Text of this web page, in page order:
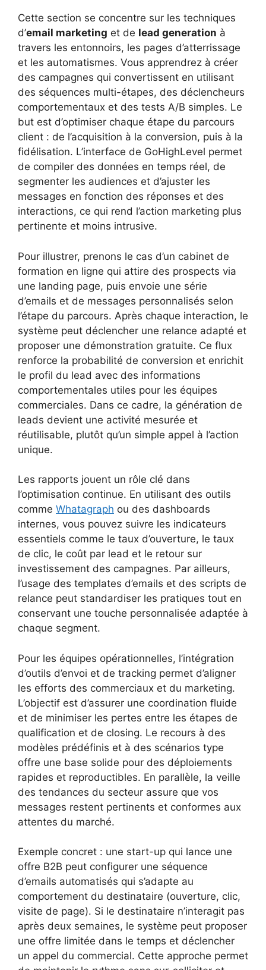
Cette section se concentre sur les techniques
d’email marketing et de lead generation à
travers les entonnoirs, les pages d’atterrissage
et les automatismes. Vous apprendrez à créer
des campagnes qui convertissent en utilisant
des séquences multi-étapes, des déclencheurs
comportementaux et des tests A/B simples. Le
but est d’optimiser chaque étape du parcours
client : de l’acquisition à la conversion, puis à la
fidélisation. L’interface de GoHighLevel permet
de compiler des données en temps réel, de
segmenter les audiences et d’ajuster les
messages en fonction des réponses et des
interactions, ce qui rend l’action marketing plus
pertinente et moins intrusive.
Pour illustrer, prenons le cas d’un cabinet de
formation en ligne qui attire des prospects via
une landing page, puis envoie une série
d’emails et de messages personnalisés selon
l’étape du parcours. Après chaque interaction, le
système peut déclencher une relance adapté et
proposer une démonstration gratuite. Ce flux
renforce la probabilité de conversion et enrichit
le profil du lead avec des informations
comportementales utiles pour les équipes
commerciales. Dans ce cadre, la génération de
leads devient une activité mesurée et
réutilisable, plutôt qu’un simple appel à l’action
unique.
Les rapports jouent un rôle clé dans
l’optimisation continue. En utilisant des outils
comme Whatagraph ou des dashboards
internes, vous pouvez suivre les indicateurs
essentiels comme le taux d’ouverture, le taux
de clic, le coût par lead et le retour sur
investissement des campagnes. Par ailleurs,
l’usage des templates d’emails et des scripts de
relance peut standardiser les pratiques tout en
conservant une touche personnalisée adaptée à
chaque segment.
Pour les équipes opérationnelles, l’intégration
d’outils d’envoi et de tracking permet d’aligner
les efforts des commerciaux et du marketing.
L’objectif est d’assurer une coordination fluide
et de minimiser les pertes entre les étapes de
qualification et de closing. Le recours à des
modèles prédéfinis et à des scénarios type
offre une base solide pour des déploiements
rapides et reproductibles. En parallèle, la veille
des tendances du secteur assure que vos
messages restent pertinents et conformes aux
attentes du marché.
Exemple concret : une start-up qui lance une
offre B2B peut configurer une séquence
d’emails automatisés qui s’adapte au
comportement du destinataire (ouverture, clic,
visite de page). Si le destinataire n’interagit pas
après deux semaines, le système peut proposer
une offre limitée dans le temps et déclencher
un appel du commercial. Cette approche permet